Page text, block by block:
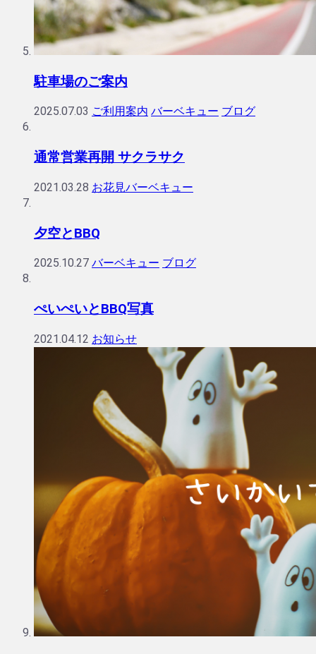
駐車場のご案内
2025.07.03 ご利用案内 バーベキュー ブログ
通常営業再開 サクラサク
2021.03.28 お花見バーベキュー
夕空とBBQ
2025.10.27 バーベキュー ブログ
ぺいぺいとBBQ写真
2021.04.12 お知らせ